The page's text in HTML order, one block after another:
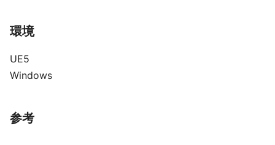
環境
UE5
Windows
参考